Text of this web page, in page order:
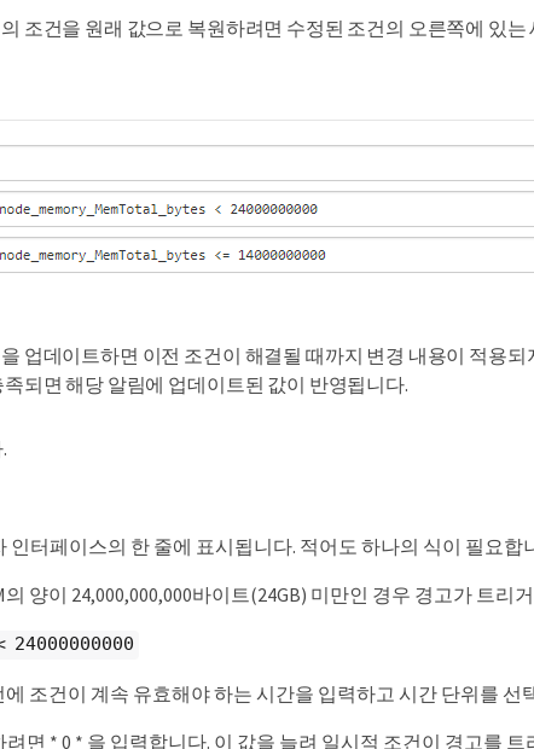
조건을 원래 값으로 복원하려면 수정된 조건의 오른쪽에 있는
업데이트하면 이전 조건이 해결될 때까지 변경 내용이 적용되
되면 해당 알림에 업데이트된 값이 반영됩니다.
인터페이스의 한 줄에 표시됩니다. 적어도 하나의 식이 필요합
양이 24,000,000,000바이트(24GB) 미만인 경우 경고가 트리
24000000000
조건이 계속 유효해야 하는 시간을 입력하고 시간 단위를 선
면 * 0 * 을 입력합니다. 이 값을 늘려 일시적 조건이 경고를